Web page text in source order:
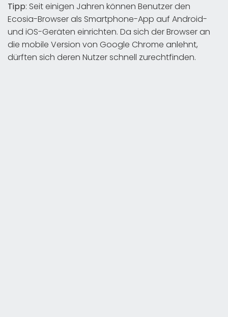
Tipp: Seit einigen Jahren können Benutzer den
Ecosia-Browser als Smartphone-App auf Android-
und iOS-Geräten einrichten. Da sich der Browser an
die mobile Version von Google Chrome anlehnt,
dürften sich deren Nutzer schnell zurechtfinden.